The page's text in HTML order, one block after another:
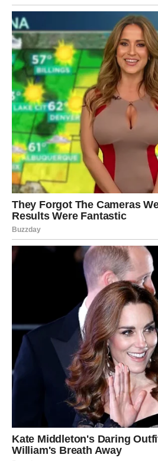
Dolazi period koji
pamtiti
Pred vama su dani puni emocija,
trenutaka koji će vam ostati u
Mnogi Ovnovi će uskoro imati
početku potpuno novog životnog
Poglavlja u kojem ima mnogo više
mnogo više ljubavi nego sumnji i
briga.
Najljepša poruka
Ovnove
Dragi Ovnovi, velika sreća i
kucaju na vaša vrata. Ono što
osjećaj ispunjenosti kakav dugo
su susreti, razgovori i događaji
život uvijek pronađe način da
izgubili vjeru u ljubav. Sudbina
trenutke, a mnogi od vas uskoro
oni postali glavni junaci jedne
Zvijezde vam poručuju da otvorite
moglo bi biti ljepše od svega što